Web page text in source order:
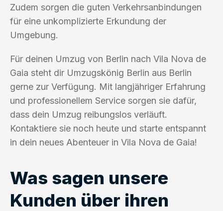
Zudem sorgen die guten Verkehrsanbindungen
für eine unkomplizierte Erkundung der
Umgebung.
Für deinen Umzug von Berlin nach Vila Nova de
Gaia steht dir Umzugskönig Berlin aus Berlin
gerne zur Verfügung. Mit langjähriger Erfahrung
und professionellem Service sorgen sie dafür,
dass dein Umzug reibungslos verläuft.
Kontaktiere sie noch heute und starte entspannt
in dein neues Abenteuer in Vila Nova de Gaia!
Was sagen unsere
Kunden über ihren